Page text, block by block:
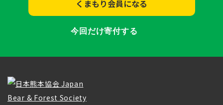
くまもり会員になる
今回だけ寄付する